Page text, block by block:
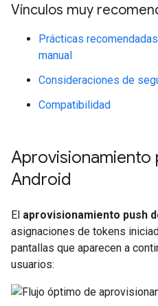
Vínculos muy
Prácticas
manual
Consideraciones de
Compatibilidad
Aprovisionamiento
Android
El aprovisionamiento push
asignaciones de tokens
pantallas que aparecen a
usuarios: